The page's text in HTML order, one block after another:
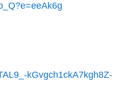
kGvgch1ckA7kgh8Z-